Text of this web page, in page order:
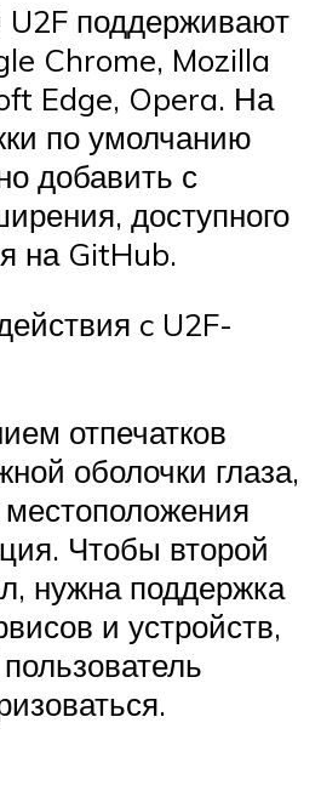
U2F поддерживают
Chrome, Mozilla
Edge, Opera. На
по умолчанию
добавить с
доступного
на GitHub.
c U2F-
отпечатков
оболочки глаза,
Чтобы второй
нужна поддержка
и устройств,